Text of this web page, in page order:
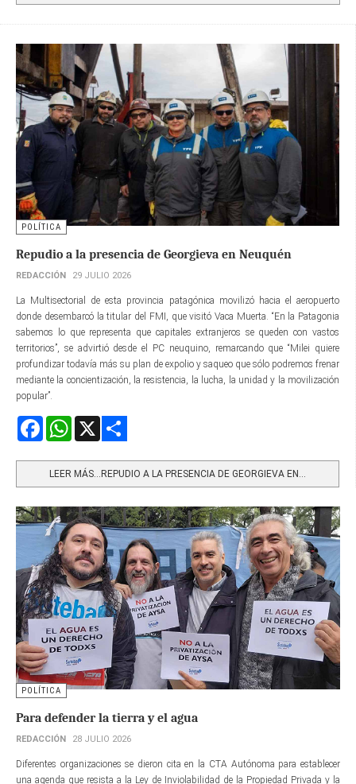
POLÍTICA
Repudio a la presencia de Georgieva en Neuquén
REDACCIÓN 29 JULIO 2026
La Multisectorial de esta provincia patagónica movilizó hacia el aeropuerto
donde desembarcó la titular del FMI, que visitó Vaca Muerta. “En la Patagonia
sabemos lo que representa que capitales extranjeros se queden con vastos
territorios”, se advirtió desde el PC neuquino, remarcando que “Milei quiere
profundizar todavía más su plan de expolio y saqueo que sólo podremos frenar
mediante la concientización, la resistencia, la lucha, la unidad y la movilización
popular”.
FacebookWhatsApp
LEER MÁS…REPUDIO A LA PRESENCIA DE GEORGIEVA EN...
POLÍTICA
Para defender la tierra y el agua
REDACCIÓN 28 JULIO 2026
Diferentes organizaciones se dieron cita en la CTA Autónoma para establecer
una agenda que resista a la Ley de Inviolabilidad de la Propiedad Privada y la